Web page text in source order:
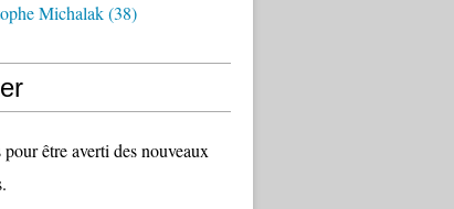
Michalak(38)
être averti des nouveaux